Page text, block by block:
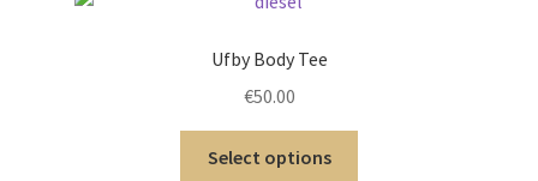
Ufby Body Tee
€50.00
Select options